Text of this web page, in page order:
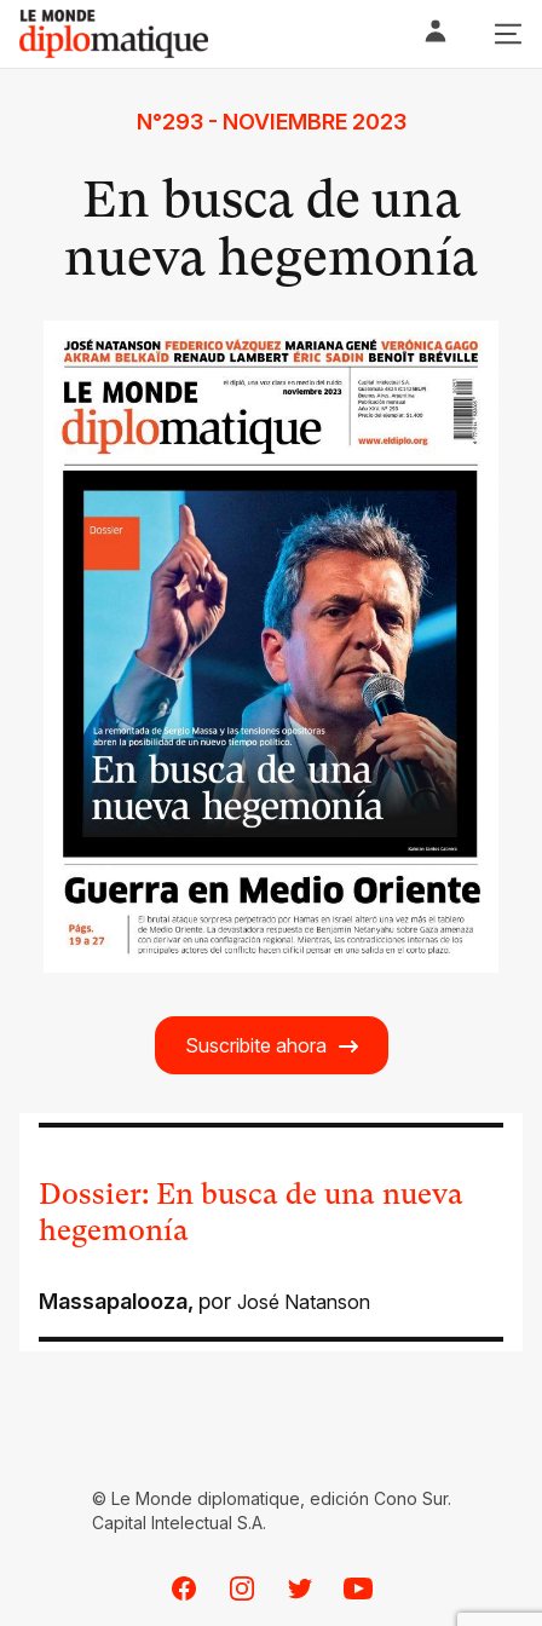
Skip
content
Le monde diplomatique
N°293 - NOVIEMBRE 2023
En busca de una
nueva hegemonía
Suscribite ahora
Dossier: En busca de una nueva
hegemonía
Massapalooza, por José Natanson
© Le Monde diplomatique, edición Cono Sur.
Capital Intelectual S.A.
FacebookInstagramTwitterYoutube